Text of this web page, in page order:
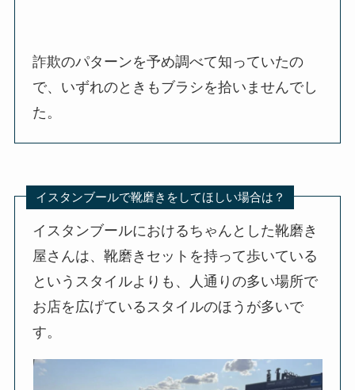
詐欺のパターンを予め調べて知っていたの
で、いずれのときもブラシを拾いませんでし
た。
イスタンブールで靴磨きをしてほしい場合は？
イスタンブールにおけるちゃんとした靴磨き
屋さんは、靴磨きセットを持って歩いている
というスタイルよりも、人通りの多い場所で
お店を広げているスタイルのほうが多いで
す。